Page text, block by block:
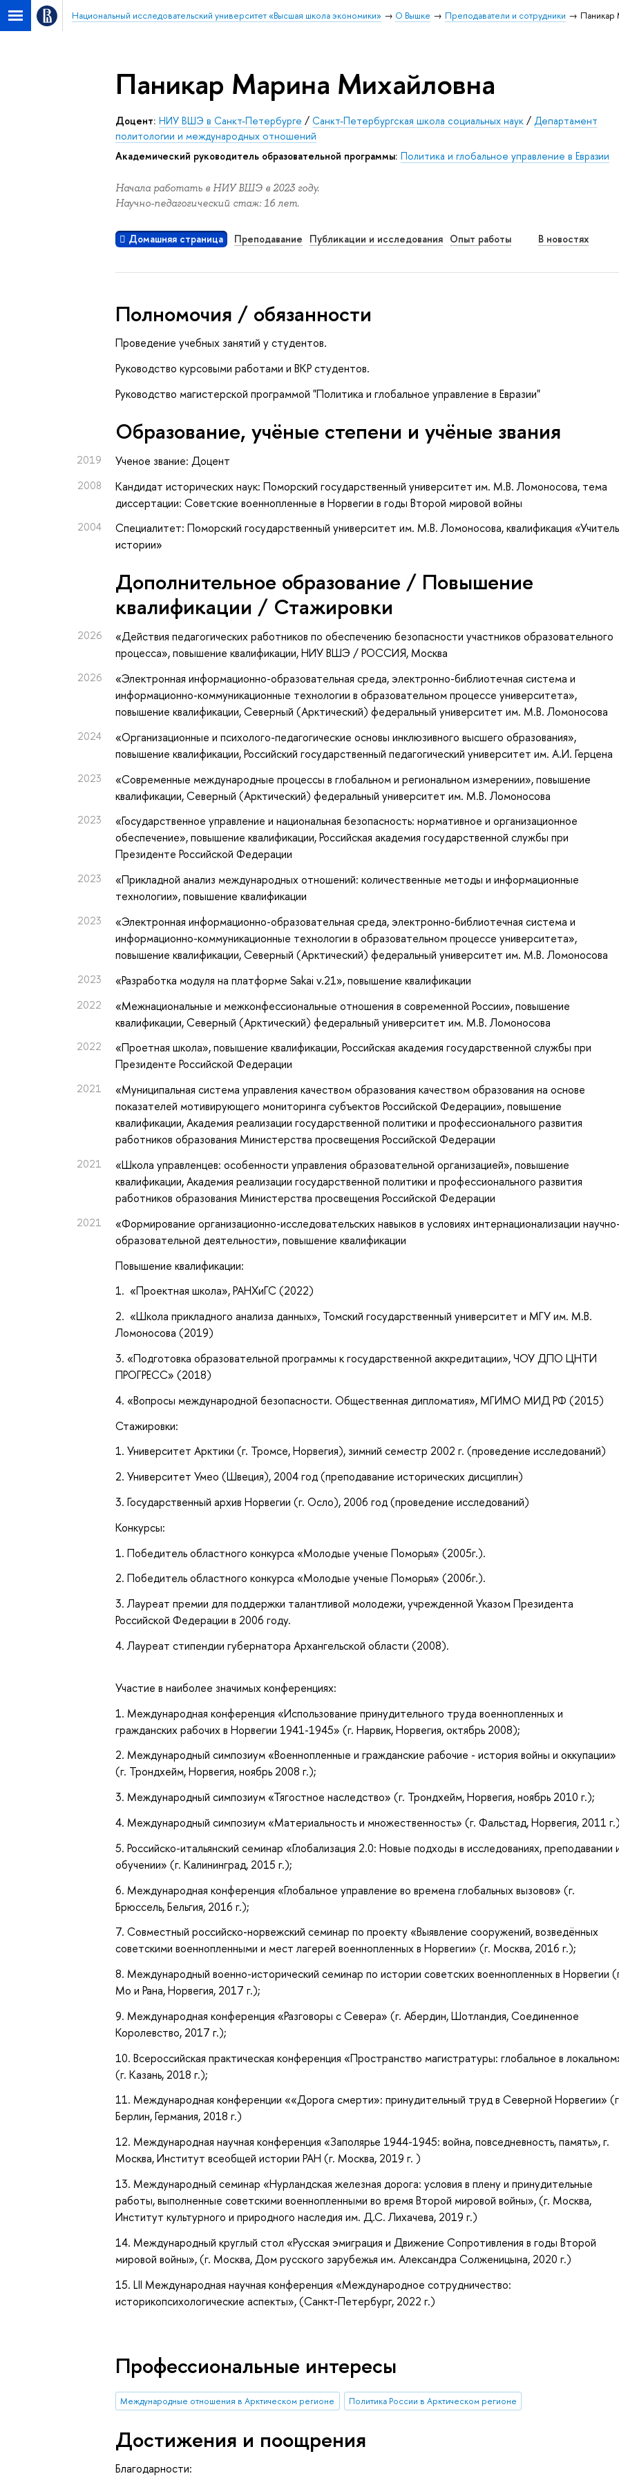
Национальный исследовательский университет «Высшая школа экономики» О Вышке Преподаватели и сотрудники Паникар
Паникар Марина Михайловна
Доцент: НИУ ВШЭ в Санкт-Петербурге / Санкт-Петербургская школа социальных наук / Департамент
политологии и международных отношений
Академический руководитель образовательной программы: Политика и глобальное управление в Евразии
Начала работать в НИУ ВШЭ в 2023 году.
Научно-педагогический стаж: 16 лет.
Домашняя страница Преподавание Публикации и исследования Опыт работы В новостях
Полномочия / обязанности
Проведение учебных занятий у студентов.
Руководство курсовыми работами и ВКР студентов.
Руководство магистерской программой "Политика и глобальное управление в Евразии"
Oбразование, учёные степени и учёные звания
2019 Ученое звание: Доцент
2008
Кандидат исторических наук: Поморский государственный университет им. М.В. Ломоносова, тема
диссертации: Советские военнопленные в Норвегии в годы Второй мировой войны
2004
Специалитет: Поморский государственный университет им. М.В. Ломоносова, квалификация «Учитель
истории»
Дополнительное образование / Повышение
квалификации / Стажировки
2026
«Действия педагогических работников по обеспечению безопасности участников образовательного
процесса», повышение квалификации, НИУ ВШЭ / РОССИЯ, Москва
2026
«Электронная информационно-образовательная среда, электронно-библиотечная система и
информационно-коммуникационные технологии в образовательном процессе университета»,
повышение квалификации, Северный (Арктический) федеральный университет им. М.В. Ломоносова
2024 «Организационные и психолого-педагогические основы инклюзивного высшего образования»,
повышение квалификации, Российский государственный педагогический университет им. А.И. Герцена
2023 «Современные международные процессы в глобальном и региональном измерении», повышение
квалификации, Северный (Арктический) федеральный университет им. М.В. Ломоносова
2023
«Государственное управление и национальная безопасность: нормативное и организационное
обеспечение», повышение квалификации, Российская академия государственной службы при
Президенте Российской Федерации
2023
«Прикладной анализ международных отношений: количественные методы и информационные
технологии», повышение квалификации
2023
«Электронная информационно-образовательная среда, электронно-библиотечная система и
информационно-коммуникационные технологии в образовательном процессе университета»,
повышение квалификации, Северный (Арктический) федеральный университет им. М.В. Ломоносова
2023 «Разработка модуля на платформе Sakai v.21», повышение квалификации
2022 «Межнациональные и межконфессиональные отношения в современной России», повышение
квалификации, Северный (Арктический) федеральный университет им. М.В. Ломоносова
2022 «Проетная школа», повышение квалификации, Российская академия государственной службы при
Президенте Российской Федерации
2021
«Муниципальная система управления качеством образования качеством образования на основе
показателей мотивирующего мониторинга субъектов Российской Федерации», повышение
квалификации, Академия реализации государственной политики и профессионального развития
работников образования Министерства просвещения Российской Федерации
2021 «Школа управленцев: особенности управления образовательной организацией», повышение
квалификации, Академия реализации государственной политики и профессионального развития
работников образования Министерства просвещения Российской Федерации
2021
«Формирование организационно-исследовательских навыков в условиях интернационализации
образовательной деятельности», повышение квалификации
Повышение квалификации:
1. «Проектная школа», РАНХиГС (2022)
2. «Школа прикладного анализа данных», Томский государственный университет и МГУ им. М.В.
Ломоносова (2019)
3. «Подготовка образовательной программы к государственной аккредитации», ЧОУ ДПО ЦНТИ
ПРОГРЕСС» (2018)
4. «Вопросы международной безопасности. Общественная дипломатия», МГИМО МИД РФ (2015)
Стажировки:
1. Университет Арктики (г. Тромсе, Норвегия), зимний семестр 2002 г. (проведение исследований)
2. Университет Умео (Швеция), 2004 год (преподавание исторических дисциплин)
3. Государственный архив Норвегии (г. Осло), 2006 год (проведение исследований)
Конкурсы:
1. Победитель областного конкурса «Молодые ученые Поморья» (2005г.).
2. Победитель областного конкурса «Молодые ученые Поморья» (2006г.).
3. Лауреат премии для поддержки талантливой молодежи, учрежденной Указом Президента
Российской Федерации в 2006 году.
4. Лауреат стипендии губернатора Архангельской области (2008).
Участие в наиболее значимых конференциях:
1. Международная конференция «Использование принудительного труда военнопленных и
гражданских рабочих в Норвегии 1941-1945» (г. Нарвик, Норвегия, октябрь 2008);
2. Международный симпозиум «Военнопленные и гражданские рабочие - история войны и оккупации»
(г. Трондхейм, Норвегия, ноябрь 2008 г.);
3. Международный симпозиум «Тягостное наследство» (г. Трондхейм, Норвегия, ноябрь 2010 г.);
4. Международный симпозиум «Материальность и множественность» (г. Фальстад, Норвегия, 2011
5. Российско-итальянский семинар «Глобализация 2.0: Новые подходы в исследованиях, преподавании
обучении» (г. Калининград, 2015 г.);
6. Международная конференция «Глобальное управление во времена глобальных вызовов» (г.
Брюссель, Бельгия, 2016 г.);
7. Совместный российско-норвежский семинар по проекту «Выявление сооружений, возведённых
советскими военнопленными и мест лагерей военнопленных в Норвегии» (г. Москва, 2016 г.);
8. Международный военно-исторический семинар по истории советских военнопленных в Норвегии
Мо и Рана, Норвегия, 2017 г.);
9. Международная конференция «Разговоры с Севера» (г. Абердин, Шотландия, Соединенное
Королевство, 2017 г.);
10. Всероссийская практическая конференция «Пространство магистратуры: глобальное в
(г. Казань, 2018 г.);
11. Международная конференции ««Дорога смерти»: принудительный труд в Северной Норвегии»
Берлин, Германия, 2018 г.)
12. Международная научная конференция «Заполярье 1944-1945: война, повседневность, память», г.
Москва, Институт всеобщей истории РАН (г. Москва, 2019 г. )
13. Международный семинар «Нурландская железная дорога: условия в плену и принудительные
работы, выполненные советскими военнопленными во время Второй мировой войны», (г. Москва,
Институт культурного и природного наследия им. Д.С. Лихачева, 2019 г.)
14. Международный круглый стол «Русская эмиграция и Движение Сопротивления в годы Второй
мировой войны», (г. Москва, Дом русского зарубежья им. Александра Солженицына, 2020 г.)
15. LII Международная научная конференция «Международное сотрудничество:
историкопсихологические аспекты», (Санкт-Петербург, 2022 г.)
Профессиональные интересы
Международные отношения в Арктическом регионе Политика России в Арктическом регионе
Достижения и поощрения
Благодарности: